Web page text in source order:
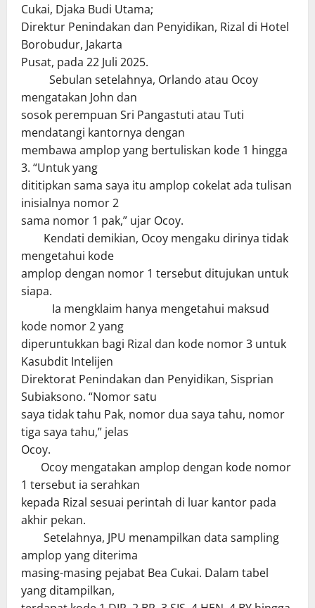
Cukai, Djaka Budi Utama;
Direktur Penindakan dan Penyidikan, Rizal di Hotel
Borobudur, Jakarta
Pusat, pada 22 Juli 2025.
Sebulan setelahnya, Orlando atau Ocoy
mengatakan John dan
sosok perempuan Sri Pangastuti atau Tuti
mendatangi kantornya dengan
membawa amplop yang bertuliskan kode 1 hingga
3. “Untuk yang
dititipkan sama saya itu amplop cokelat ada tulisan
inisialnya nomor 2
sama nomor 1 pak,” ujar Ocoy.
Kendati demikian, Ocoy mengaku dirinya tidak
mengetahui kode
amplop dengan nomor 1 tersebut ditujukan untuk
siapa.
Ia mengklaim hanya mengetahui maksud
kode nomor 2 yang
diperuntukkan bagi Rizal dan kode nomor 3 untuk
Kasubdit Intelijen
Direktorat Penindakan dan Penyidikan, Sisprian
Subiaksono. “Nomor satu
saya tidak tahu Pak, nomor dua saya tahu, nomor
tiga saya tahu,” jelas
Ocoy.
Ocoy mengatakan amplop dengan kode nomor
1 tersebut ia serahkan
kepada Rizal sesuai perintah di luar kantor pada
akhir pekan.
Setelahnya, JPU menampilkan data sampling
amplop yang diterima
masing-masing pejabat Bea Cukai. Dalam tabel
yang ditampilkan,